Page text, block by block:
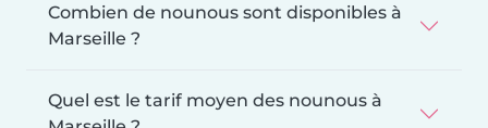
Combien de nounous sont disponibles à
Marseille ?
Quel est le tarif moyen des nounous à